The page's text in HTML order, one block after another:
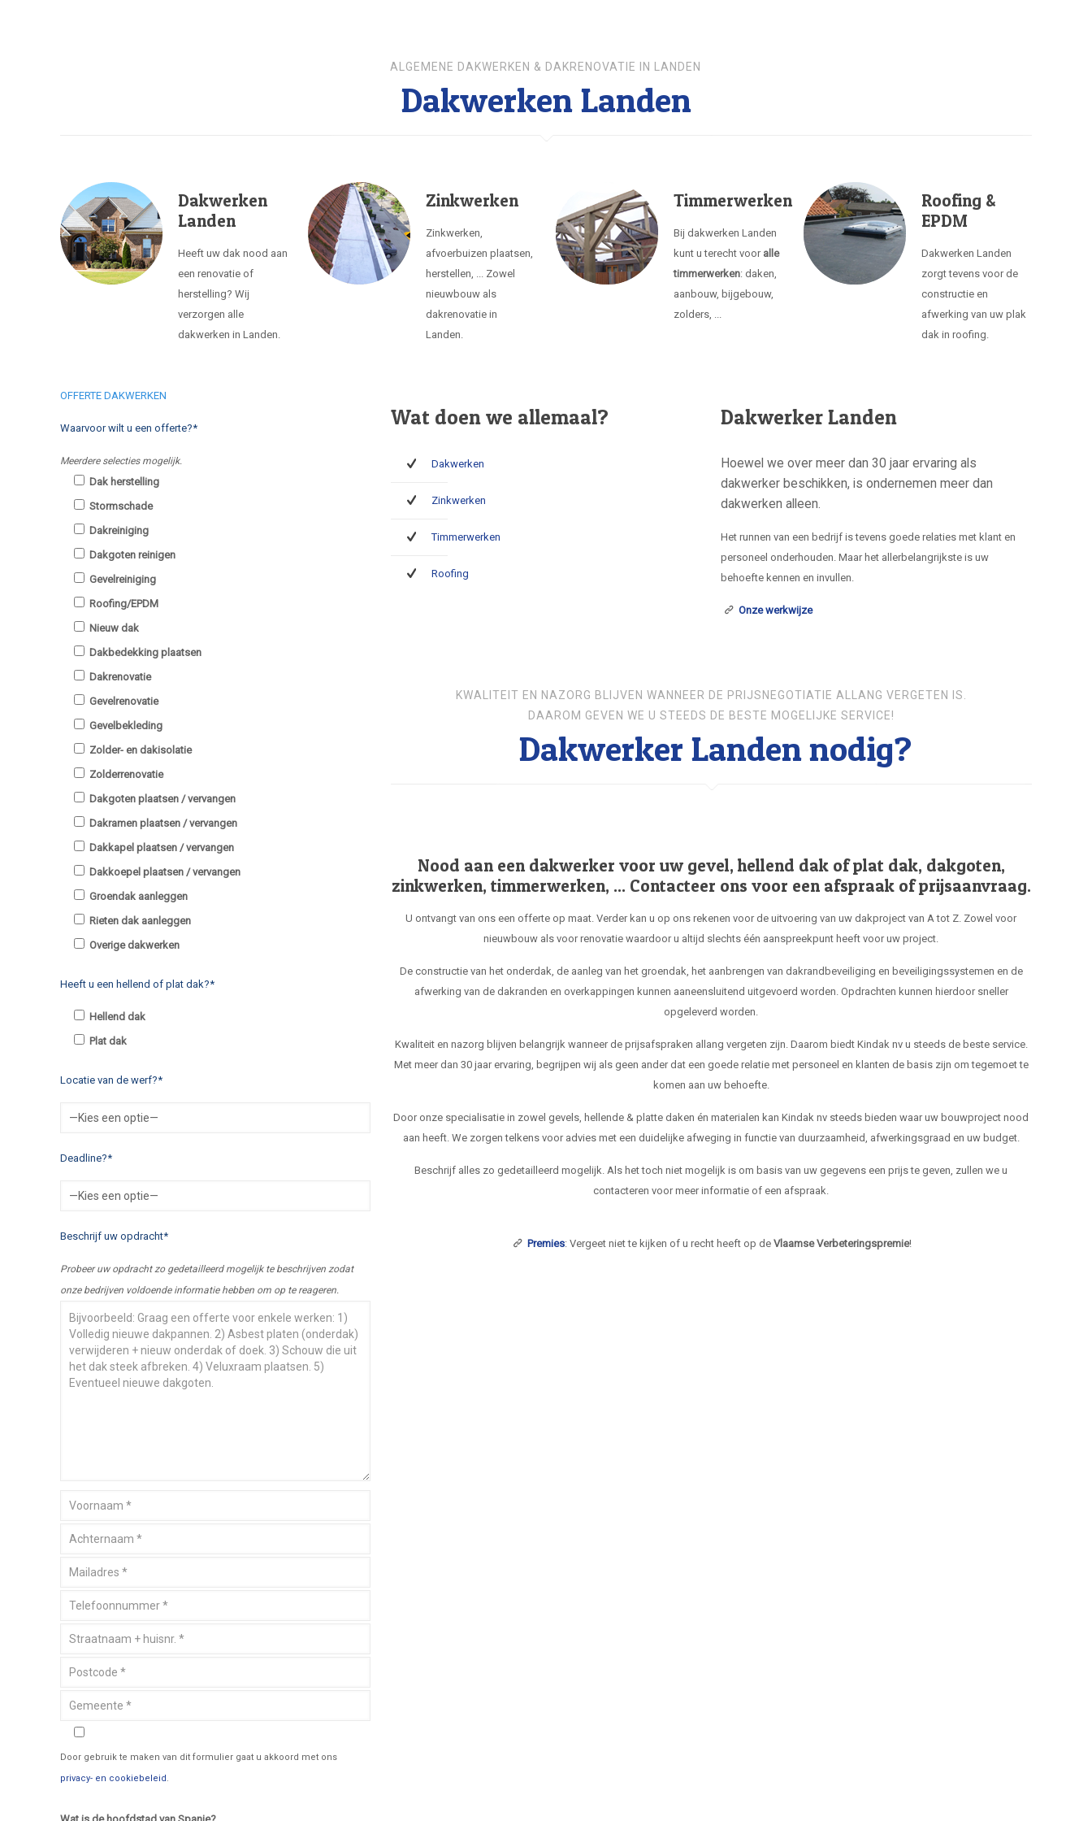
ALGEMENE DAKWERKEN & DAKRENOVATIE IN LANDEN
Dakwerken Landen
Dakwerken
Landen
Heeft uw dak nood aan
een renovatie of
herstelling? Wij
verzorgen alle
dakwerken in Landen.
Zinkwerken
Zinkwerken,
afvoerbuizen plaatsen,
herstellen, ... Zowel
nieuwbouw als
dakrenovatie in
Landen.
Timmerwerken
Bij dakwerken Landen
kunt u terecht voor alle
timmerwerken: daken,
aanbouw, bijgebouw,
zolders, ...
Roofing &
EPDM
Dakwerken Landen
zorgt tevens voor de
constructie en
afwerking van uw plak
dak in roofing.
OFFERTE DAKWERKEN
Waarvoor wilt u een offerte?*
Meerdere selecties mogelijk.
Dak herstelling
Stormschade
Dakreiniging
Dakgoten reinigen
Gevelreiniging
Roofing/EPDM
Nieuw dak
Dakbedekking plaatsen
Dakrenovatie
Gevelrenovatie
Gevelbekleding
Zolder- en dakisolatie
Zolderrenovatie
Dakgoten plaatsen / vervangen
Dakramen plaatsen / vervangen
Dakkapel plaatsen / vervangen
Dakkoepel plaatsen / vervangen
Groendak aanleggen
Rieten dak aanleggen
Overige dakwerken
Heeft u een hellend of plat dak?*
Hellend dak
Plat dak
Locatie van de werf?*
Deadline?*
Beschrijf uw opdracht*
Probeer uw opdracht zo gedetailleerd mogelijk te beschrijven zodat
onze bedrijven voldoende informatie hebben om op te reageren.
Door gebruik te maken van dit formulier gaat u akkoord met ons
privacy- en cookiebeleid.
Wat doen we allemaal?
Dakwerken
Zinkwerken
Timmerwerken
Roofing
Dakwerker Landen
Hoewel we over meer dan 30 jaar ervaring als
dakwerker beschikken, is ondernemen meer dan
dakwerken alleen.
Het runnen van een bedrijf is tevens goede relaties met klant en
personeel onderhouden. Maar het allerbelangrijkste is uw
behoefte kennen en invullen.
Onze werkwijze
KWALITEIT EN NAZORG BLIJVEN WANNEER DE PRIJSNEGOTIATIE ALLANG VERGETEN IS.
DAAROM GEVEN WE U STEEDS DE BESTE MOGELIJKE SERVICE!
Dakwerker Landen nodig?
Nood aan een dakwerker voor uw gevel, hellend dak of plat dak, dakgoten,
zinkwerken, timmerwerken, ... Contacteer ons voor een afspraak of prijsaanvraag.
U ontvangt van ons een offerte op maat. Verder kan u op ons rekenen voor de uitvoering van uw dakproject van A tot Z. Zowel voor
nieuwbouw als voor renovatie waardoor u altijd slechts één aanspreekpunt heeft voor uw project.
De constructie van het onderdak, de aanleg van het groendak, het aanbrengen van dakrandbeveiliging en beveiligingssystemen en de
afwerking van de dakranden en overkappingen kunnen aaneensluitend uitgevoerd worden. Opdrachten kunnen hierdoor sneller
opgeleverd worden.
Kwaliteit en nazorg blijven belangrijk wanneer de prijsafspraken allang vergeten zijn. Daarom biedt Kindak nv u steeds de beste service.
Met meer dan 30 jaar ervaring, begrijpen wij als geen ander dat een goede relatie met personeel en klanten de basis zijn om tegemoet te
komen aan uw behoefte.
Door onze specialisatie in zowel gevels, hellende & platte daken én materialen kan Kindak nv steeds bieden waar uw bouwproject nood
aan heeft. We zorgen telkens voor advies met een duidelijke afweging in functie van duurzaamheid, afwerkingsgraad en uw budget.
Beschrijf alles zo gedetailleerd mogelijk. Als het toch niet mogelijk is om basis van uw gegevens een prijs te geven, zullen we u
contacteren voor meer informatie of een afspraak.
Premies: Vergeet niet te kijken of u recht heeft op deVlaamse Verbeteringspremie!